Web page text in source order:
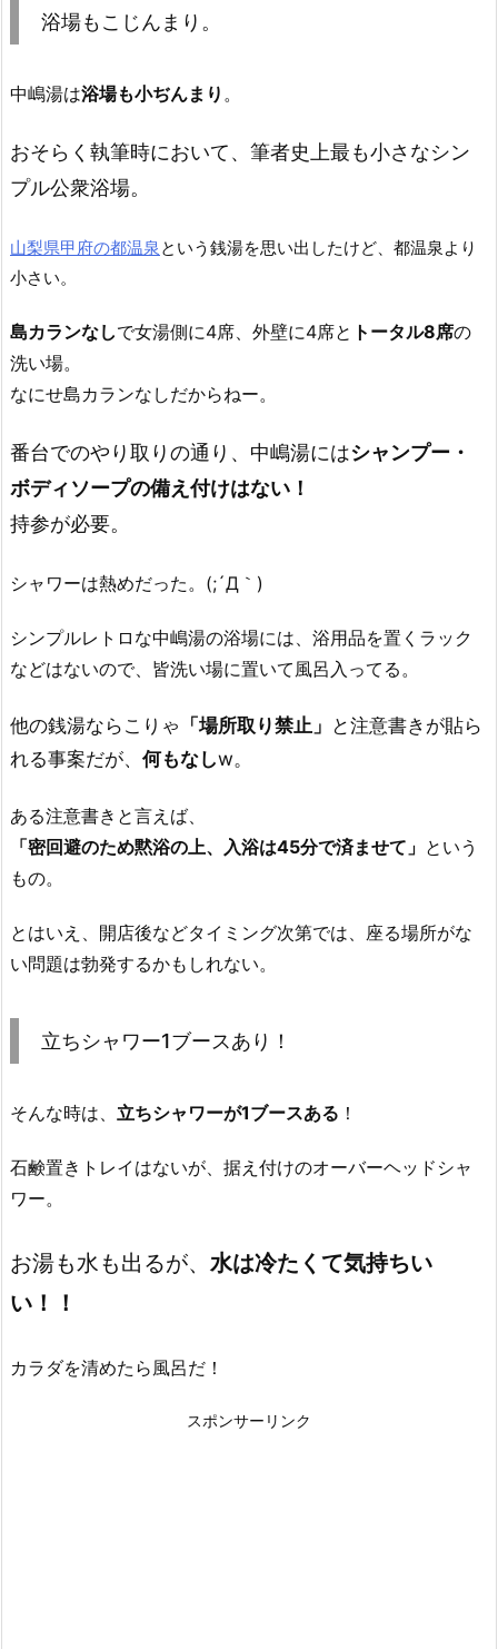
浴場もこじんまり。
中嶋湯は浴場も小ぢんまり 。
おそらく執筆時において、筆者史上最も小さなシン
プル公衆浴場。
山梨県甲府の都温泉 という銭湯を思い出したけど、都温泉より
小さい。
島カランなしで女湯側に4席、外壁に4席と トータル8席の
洗い場。
なにせ島カランなしだからねー。
番台でのやり取りの通り、中嶋湯にはシャンプー・
ボディソープの備え付けはない！
持参が必要。
シャワーは熱めだった。(;´Д｀)
シンプルレトロな中嶋湯の浴場には、浴用品を置くラック
などはないので、皆洗い場に置いて風呂入ってる。
他の銭湯ならこりゃ 「場所取り禁止」 と注意書きが貼ら
れる事案だが、 何もなしw。
ある注意書きと言えば、
「密回避のため黙浴の上、入浴は45分で済ませて」 という
もの。
とはいえ、開店後などタイミング次第では、座る場所がな
い問題は勃発するかもしれない。
立ちシャワー1ブースあり！
そんな時は、 立ちシャワーが1ブースある ！
石鹸置きトレイはないが、据え付けのオーバーヘッドシャ
ワー。
お湯も水も出るが、 水は冷たくて気持ちい
い！！
カラダを清めたら風呂だ！
スポンサーリンク